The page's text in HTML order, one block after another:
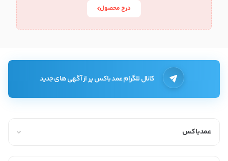
درج محصول
کانال تلگرام عمد باکس پر از آگهی های جدید
عمدباکس